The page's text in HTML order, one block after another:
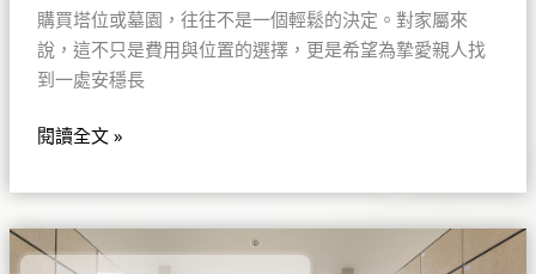
購買塔位或墓園，往往不是一個輕鬆的決定。對家屬來
說，這不只是費用與位置的選擇，更是希望為摯愛親人找
到一處安穩長
判
斷？
閱讀全文 »
公